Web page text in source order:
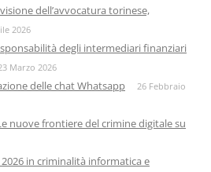
dell’avvocatura torinese,
2026
degli intermediari finanziari
Marzo 2026
delle chat Whatsapp
26 Febbraio
nuove frontiere del crimine digitale su
in criminalità informatica e